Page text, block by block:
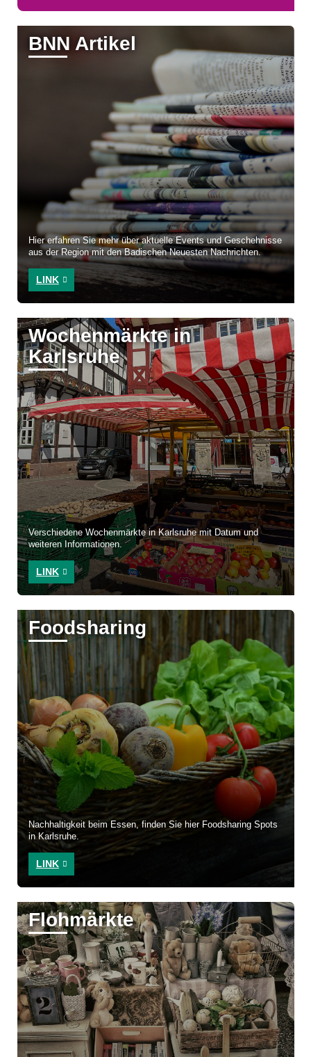
BNN Artikel
Hier erfahren Sie mehr über aktuelle Events und Geschehnisse
aus der Region mit den Badischen Neuesten Nachrichten.
LINK
Wochenmärkte in
Karlsruhe
Verschiedene Wochenmärkte in Karlsruhe mit Datum und
weiteren Informationen.
LINK
Foodsharing
Nachhaltigkeit beim Essen, finden Sie hier Foodsharing Spots
in Karlsruhe.
LINK
Flohmärkte